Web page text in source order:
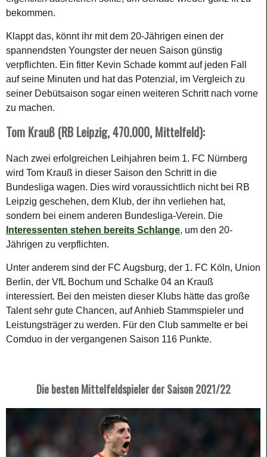
bekommen.
Klappt das, könnt ihr mit dem 20-Jährigen einen der
spannendsten Youngster der neuen Saison günstig
verpflichten. Ein fitter Kevin Schade kommt auf jeden Fall
auf seine Minuten und hat das Potenzial, im Vergleich zu
seiner Debütsaison sogar einen weiteren Schritt nach vorne
zu machen.
Tom Krauß (RB Leipzig, 470.000, Mittelfeld):
Nach zwei erfolgreichen Leihjahren beim 1. FC Nürnberg
wird Tom Krauß in dieser Saison den Schritt in die
Bundesliga wagen. Dies wird voraussichtlich nicht bei RB
Leipzig geschehen, dem Klub, der ihn verliehen hat,
sondern bei einem anderen Bundesliga-Verein. Die
Interessenten stehen bereits Schlange, um den 20-
Jährigen zu verpflichten.
Unter anderem sind der FC Augsburg, der 1. FC Köln, Union
Berlin, der VfL Bochum und Schalke 04 an Krauß
interessiert. Bei den meisten dieser Klubs hätte das große
Talent sehr gute Chancen, auf Anhieb Stammspieler und
Leistungsträger zu werden. Für den Club sammelte er bei
Comduo in der vergangenen Saison 116 Punkte.
Die besten Mittelfeldspieler der Saison 2021/22